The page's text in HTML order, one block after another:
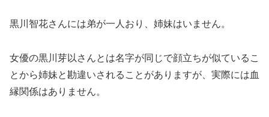
黒川智花さんには弟が一人おり、姉妹はいません。
女優の黒川芽以さんとは名字が同じで顔立ちが似ているこ
とから姉妹と勘違いされることがありますが、実際には血
縁関係はありません。